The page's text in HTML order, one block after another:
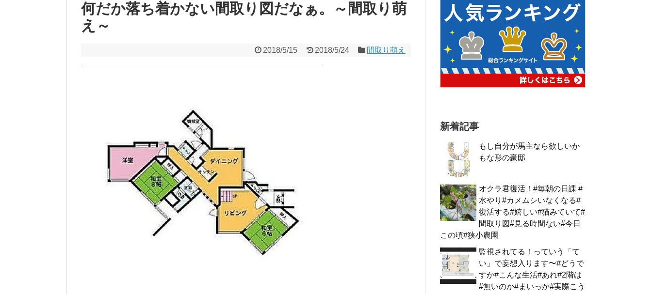
何だか落ち着かない間取り図だなぁ。～間取り萌
え～
2018/5/15 2018/5/24 間取り萌え
新着記事
もし自分が馬主なら欲しいか
もな形の豪邸
オクラ君復活！#毎朝の日課 #
水やり#カメムシいなくなる#
復活する#嬉しい#猫みていて#
間取り図#見る時間ない#今日
この頃#狭小農園
監視されてる！っていう「て
い」で妄想入ります〜#どうで
すか#こんな生活#あれ#2階は
#無いのか#まいっか#実際こう